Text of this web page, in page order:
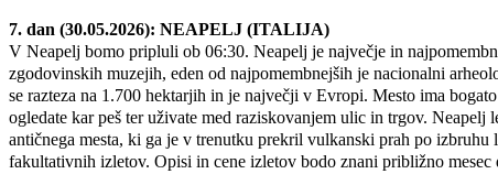
7. dan (30.05.2026): NEAPELJ (ITALIJA)
V Neapelj bomo pripluli ob 06:30. Neapelj je največje in
zgodovinskih muzejih, eden od najpomembnejših je nacionalni
se razteza na 1.700 hektarjih in je največji v Evropi. Mesto ima
ogledate kar peš ter uživate med raziskovanjem ulic in trgov.
antičnega mesta, ki ga je v trenutku prekril vulkanski prah po
fakultativnih izletov. Opisi in cene izletov bodo znani približno mesec